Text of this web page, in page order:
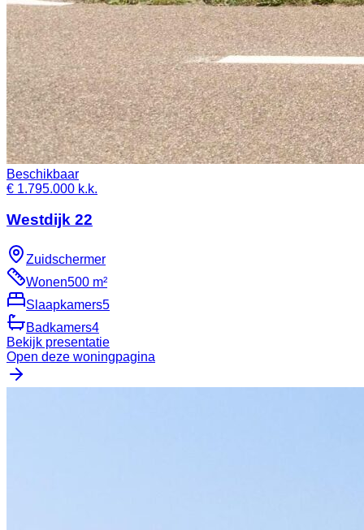
Beschikbaar
€ 1.795.000 k.k.
Westdijk 22
Zuidschermer
Wonen500 m²
Slaapkamers5
Badkamers4
Bekijk presentatie
Open deze woningpagina